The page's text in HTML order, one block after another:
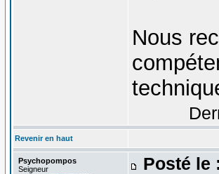
Nous
Revenir en haut
Psychopompos
Seigneur
Posté le :